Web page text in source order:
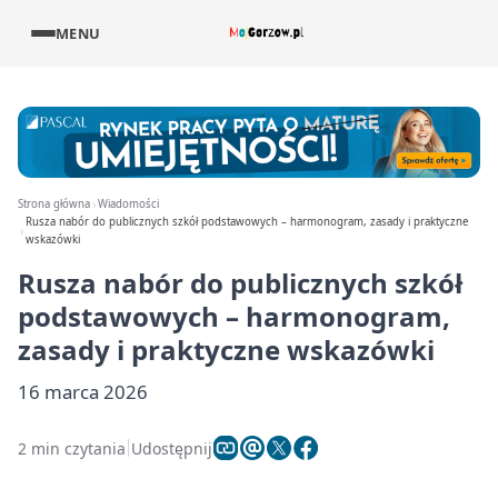
MENU
Strona główna Wiadomości
Rusza nabór do publicznych szkół podstawowych – harmonogram, zasady i praktyczne
wskazówki
Rusza nabór do publicznych szkół
podstawowych – harmonogram,
zasady i praktyczne wskazówki
16 marca 2026
2 min czytania Udostępnij